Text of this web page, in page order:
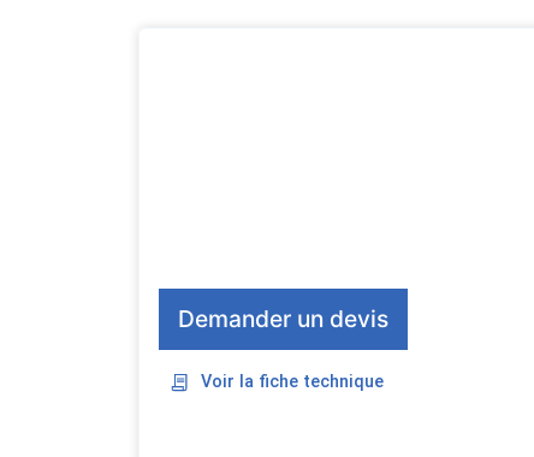
Demander un devis
Voir la fiche technique